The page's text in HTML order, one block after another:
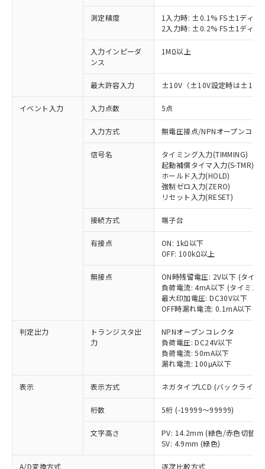
測定精度
1入力時: ±0.1% FS±1ディジ
2入力時: ±0.2% FS±1ディジ
入力インピーダ
ンス
1MΩ以上
最大許容入力 ±10V（±10V設定時は
イベント入力 入力点数 5点
入力方式 無電圧接点/NPNオープンコレ
信号名
タイミング入力(TIMMING)
起動補償タイマ入力(S-TMR)
ホールド入力(HOLD)
強制ゼロ入力(ZERO)
リセット入力(RESET)
接続方式 端子台
有接点
ON: 1kΩ以下
OFF: 100kΩ以上
無接点
ON時残留電圧: 2V以下 (タイ
負荷電流: 4mA以下 (タイミン
最大印加電圧: DC30V以下
OFF時漏れ電流: 0.1mA以下 (
判定出力
トランジスタ出
力
NPNオープンコレクタ
負荷電圧: DC24V以下
負荷電流: 50mA以下
漏れ電流: 100µA以下
表示 表示方式 ネガタイプLCD (バックライト
桁数 5桁 (-19999～99999)
文字高さ
PV: 14.2mm (緑色/赤色切替)
SV: 4.9mm (緑色)
A/D変換方式 逐次比較方式
以下の条件をお読みいただき、同意のうえ
ご利用ください。
本サービスは、当社制御機器事業取扱
商品の当社在庫状況および標準価格
(税抜)を提供させていただくもので
※1 対応状況
対応済み：EU RoHS指令（10物質）の
非含有に対応した製品が提供可能な商品で
す。
対応予定：EU RoHS指令（10物質）の非含
有に対応した製品に切り替える予定のある
対応予定なし：EU RoHS指令（10物質）の
非含有に非対応の商品で、対応品を出す予
定はありません。
調査・確認中：EU RoHS指令（10物質）の
非含有の対応状況を調査中または確認中の
非該当品：ライセンス料など無形物で、有
※1 中国RoHS○×表
「○」：最大均質材料含有率が中国RoHSの